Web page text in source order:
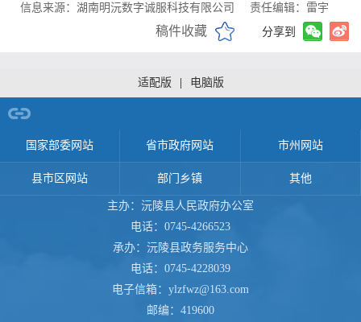
信息来源：湖南明沅数字诚服科技有限公司 责任编辑：雷宇
稿件收藏 分享到
适配版 电脑版
国家部委网站 省市政府网站 市州网站
县市区网站 部门乡镇 其他
主办：沅陵县人民政府办公室
电话：0745-4266523
承办：沅陵县政务服务中心
电话：0745-4228039
电子信箱：ylzfwz@163.com
邮编：419600